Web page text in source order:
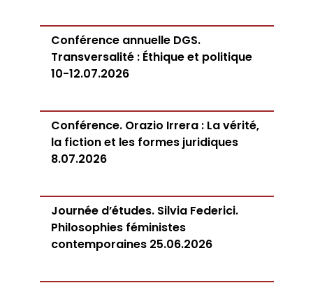
Conférence annuelle DGS.
Transversalité : Éthique et politique
10-12.07.2026
Conférence. Orazio Irrera : La vérité,
la fiction et les formes juridiques
8.07.2026
Journée d’études. Silvia Federici.
Philosophies féministes
contemporaines 25.06.2026